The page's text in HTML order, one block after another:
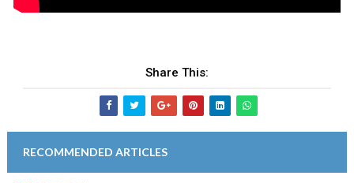
Share This:
RECOMMENDED ARTICLES